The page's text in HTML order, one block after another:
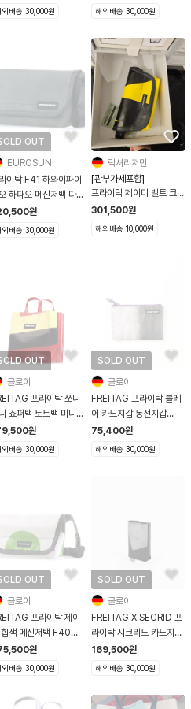
외배송 30,000원 해외배송 30,000원
OUT
EUROSUN
이탁 F41 하와이파이
하파오 메신저백 다크
이
원
외배송 30,000원
럭셔리저먼
[관부가세포함]
프라이탁 제이미 벨트 크로
스백 F40 6컬러
301,500원
해외배송 10,000원
OUT
클로이
프라이탁 쏘니
쇼퍼백 토트백 미니
Sonny 레드 블랙
원
외배송 30,000원
SOLD OUT
클로이
FREITAG 프라이탁 블레
어 카드지갑 동전지갑
F05 Blair 그레이 전사
75,400원
해외배송 30,000원
OUT
클로이
프라이탁 제이
색 메신저백 F40
화이트 그린
원
외배송 30,000원
SOLD OUT
클로이
FREITAG X SECRID 프
라이탁 시크리드 카드지갑
F705 실버그레이 블랙
169,500원
해외배송 30,000원